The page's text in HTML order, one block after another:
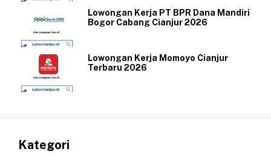
Lowongan Kerja PT BPR Dana Mandiri
Bogor Cabang Cianjur 2026
Lowongan Kerja Momoyo Cianjur
Terbaru 2026
Kategori